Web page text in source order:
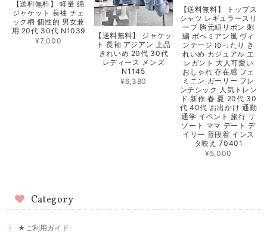
【送料無料】 軽量 綿
ジャケット 長袖 チェ
ック柄 個性的 男女兼
用 20代 30代 N1039
¥7,000
【送料無料】 ジャケッ
ト 長袖 アジアン 上品
きれいめ 20代 30代
レディース メンズ
N1145
¥6,380
【送料無料】 トップス
シャツ レギュラースリ
ーブ 胸元紐リボン 刺
繍 ボヘミアン風 ヴィ
ンテージ ゆったり き
れいめ カジュアル エ
レガント 大人可愛い
おしゃれ 存在感 フェ
ミニン ガーリー フレ
ンチシック 人気トレン
ド 新作 春 夏 20代 30
代 40代 お出かけ 通勤
通学 イベント 旅行 リ
ゾート ママ デート デ
イリー 普段着 インス
タ映え 70401
¥5,000
Category
★ご利用ガイド